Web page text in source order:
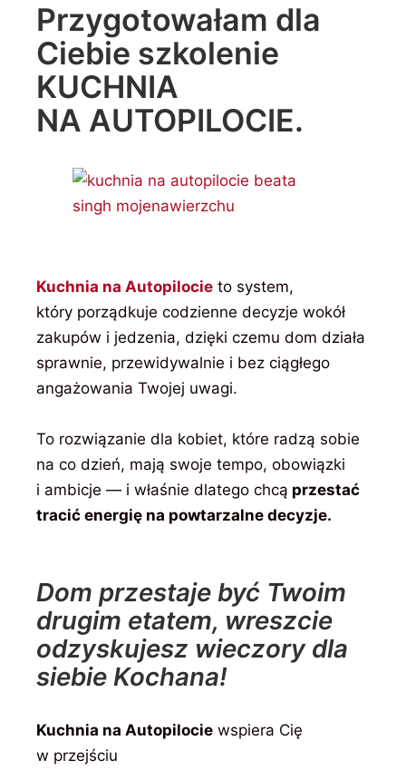
Przygotowałam dla
Ciebie szkolenie
KUCHNIA
NA AUTOPILOCIE.
Kuchnia na Autopilocie to system,
który porządkuje codzienne decyzje wokół
zakupów i jedzenia, dzięki czemu dom działa
sprawnie, przewidywalnie i bez ciągłego
angażowania Twojej uwagi.
To rozwiązanie dla kobiet, które radzą sobie
na co dzień, mają swoje tempo, obowiązki
i ambicje — i właśnie dlatego chcą przestać
tracić energię na powtarzalne decyzje.
Dom przestaje być Twoim
drugim etatem, wreszcie
odzyskujesz wieczory dla
siebie Kochana!
Kuchnia na Autopilocie wspiera Cię
w przejściu